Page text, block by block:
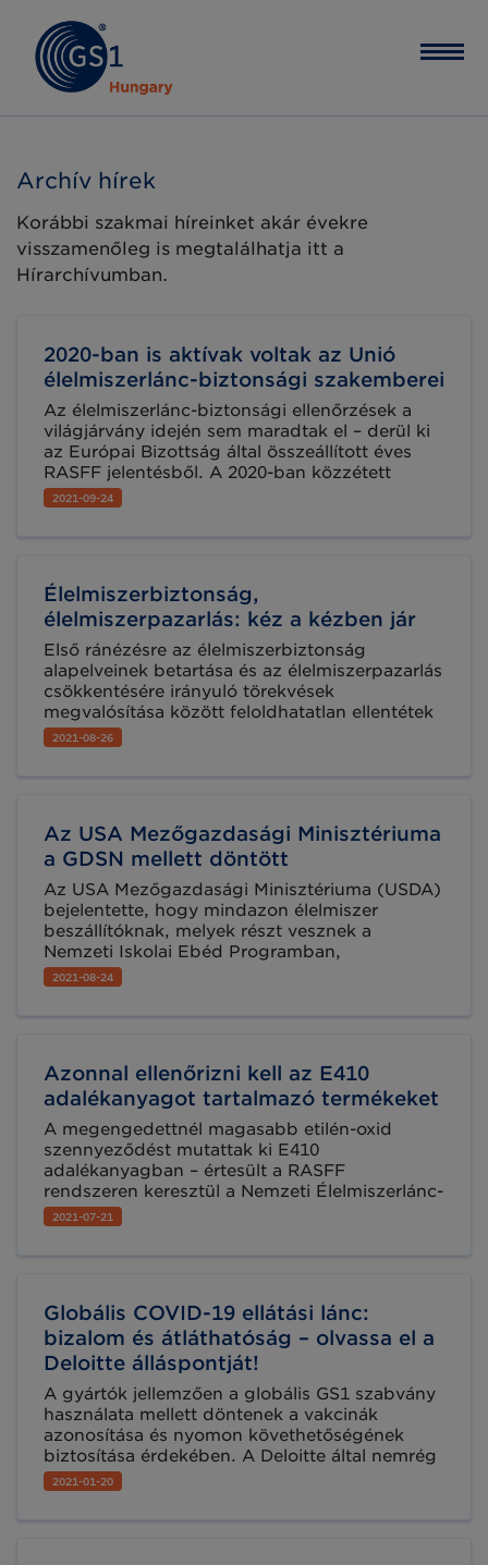
Archív hírek
Korábbi szakmai híreinket akár évekre
visszamenőleg is megtalálhatja itt a
Hírarchívumban.
2020-ban is aktívak voltak az Unió
élelmiszerlánc-biztonsági szakemberei
Az élelmiszerlánc-biztonsági ellenőrzések a
világjárvány idején sem maradtak el – derül ki
az Európai Bizottság által összeállított éves
RASFF jelentésből. A 2020-ban közzétett
mintegy négyezer élelmiszer-biztonsági
bejelentésnek csupán töredéke vonatkozott
baromfihúshoz és abból készült termékekhez,
takarmányokhoz, valamint gabona- és
sütőipari termékekhez kapcsolódott.
2021-09-24
Élelmiszerbiztonság,
élelmiszerpazarlás: kéz a kézben jár
Első ránézésre az élelmiszerbiztonság
alapelveinek betartása és az élelmiszerpazarlás
csökkentésére irányuló törekvések
megvalósítása között feloldhatatlan ellentétek
húzódnak. Az élelmiszerbiztonsági tanácsok
betarthatatlanul szigorúnak tűnhetnek, a
hasonlóságot találunk. Az Élelmiszerbiztonság
Világnapja jó alkalmat kínál arra, hogy
szemügyre vegyük, melyek a két terület közös
pontjai.
2021-08-26
Az USA Mezőgazdasági Minisztériuma
a GDSN mellett döntött
Az USA Mezőgazdasági Minisztériuma (USDA)
bejelentette, hogy mindazon élelmiszer
beszállítóknak, melyek részt vesznek a
Nemzeti Iskolai Ebéd Programban,
meghatározott élelmiszerek kapcsán adatokat
kell szolgáltatniuk a GS1 Globális
2021-08-24
Azonnal ellenőrizni kell az E410
adalékanyagot tartalmazó termékeket
A megengedettnél magasabb etilén-oxid
szennyeződést mutattak ki E410
adalékanyagban – értesült a RASFF
rendszeren keresztül a Nemzeti Élelmiszerlánc-
biztonsági Hivatal (Nébih). A hatóság a
kiemelten kockázatos termékek esetében
felhasználó vállalkozótól mielőbbi
önellenőrzést és szükség esetén határozott
intézkedést kér.
2021-07-21
Globális COVID-19 ellátási lánc:
bizalom és átláthatóság – olvassa el a
Deloitte álláspontját!
A gyártók jellemzően a globális GS1 szabvány
használata mellett döntenek a vakcinák
azonosítása és nyomon követhetőségének
biztosítása érdekében. A Deloitte által nemrég
publikált White paper ajánlásai között is
szerepel a globális szabványok
2021-01-20